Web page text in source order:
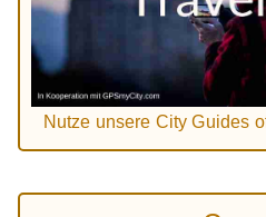
Nutze unsere City Guides